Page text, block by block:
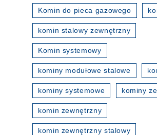
Komin do pieca gazowego
komin stalowy zewnętrzny
Komin systemowy
kominy modułowe stalowe
kominy systemowe kominy
komin zewnętrzny
komin zewnętrzny stalowy